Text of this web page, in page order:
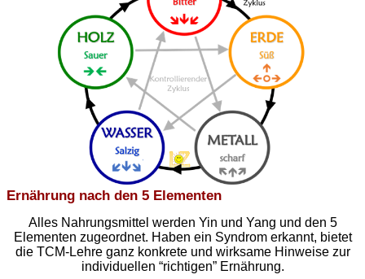
Ernährung nach den 5 Elementen
Alles Nahrungsmittel werden Yin und Yang und den 5
Elementen zugeordnet. Haben ein Syndrom erkannt, bietet
die TCM-Lehre ganz konkrete und wirksame Hinweise zur
individuellen “richtigen” Ernährung.